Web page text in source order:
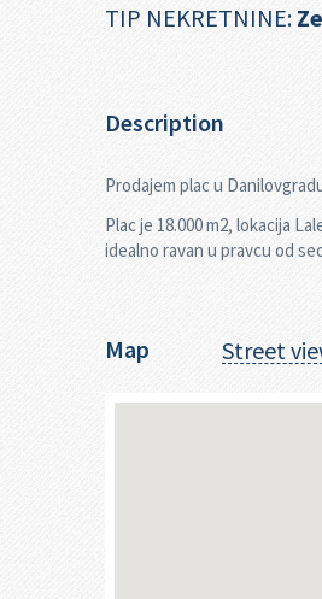
TIP NEKRETNINE:
Description
Prodajem plac u
Plac je 18.000 m2, lokacija
idealno ravan u pravcu od
Map Street